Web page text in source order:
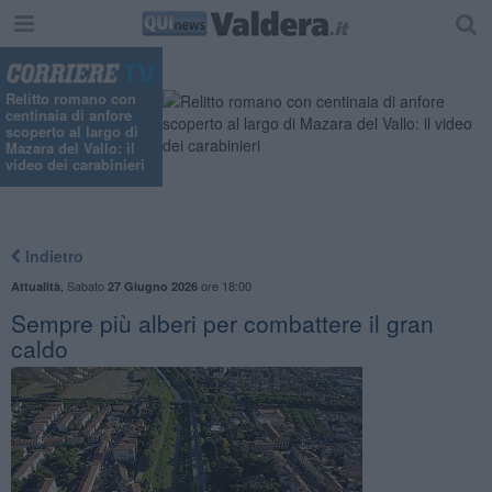
Relitto romano con
centinaia di anfore
scoperto al largo di
Mazara del Vallo: il
video dei carabinieri
Indietro
Attualità Sabato 27 Giugno 2026ore 18:00
Sempre più alberi per combattere il gran
caldo